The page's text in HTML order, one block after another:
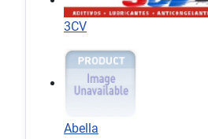
3CV
Abella